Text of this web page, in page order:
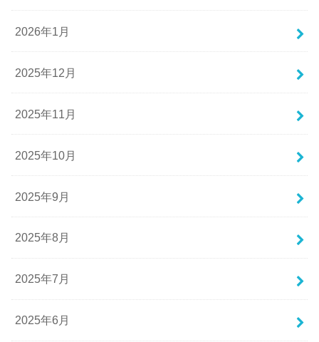
2026年1月
2025年12月
2025年11月
2025年10月
2025年9月
2025年8月
2025年7月
2025年6月